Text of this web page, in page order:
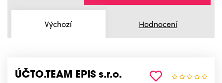
Výchozí Hodnocení
ÚČTO.TEAM EPIS s.r.o.